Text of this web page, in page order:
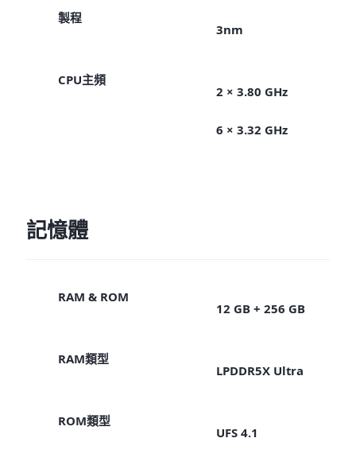
製程
3nm
CPU主頻
2 × 3.80 GHz
6 × 3.32 GHz
記憶體
RAM & ROM
12 GB + 256 GB
RAM類型
LPDDR5X Ultra
ROM類型
UFS 4.1